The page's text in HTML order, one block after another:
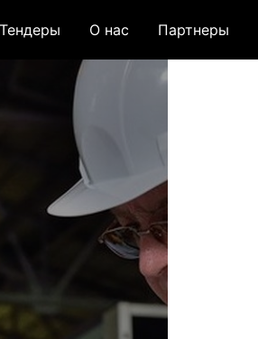
Тендеры О нас Партнеры